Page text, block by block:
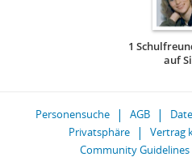
1
auf
Personensuche AGB
Privatsphäre
Vertrag
Community Guidelines